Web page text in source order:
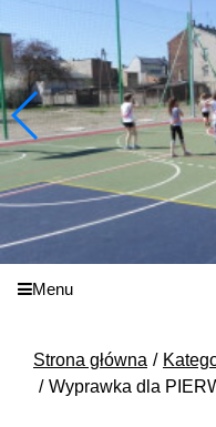
Menu
Strona główna
Wyprawka dla